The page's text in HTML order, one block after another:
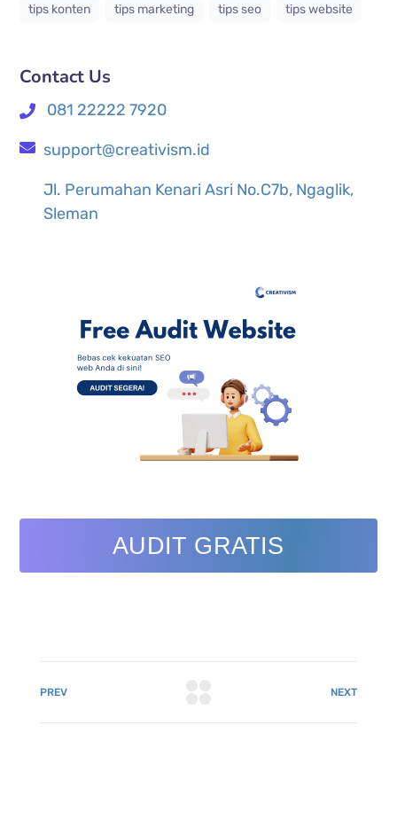
tips konten
tips marketing tips seo tips website
Contact Us
081 22222 7920
support@creativism.id
Jl. Perumahan Kenari Asri No.C7b, Ngaglik,
Sleman
AUDIT GRATIS
PREV NEXT